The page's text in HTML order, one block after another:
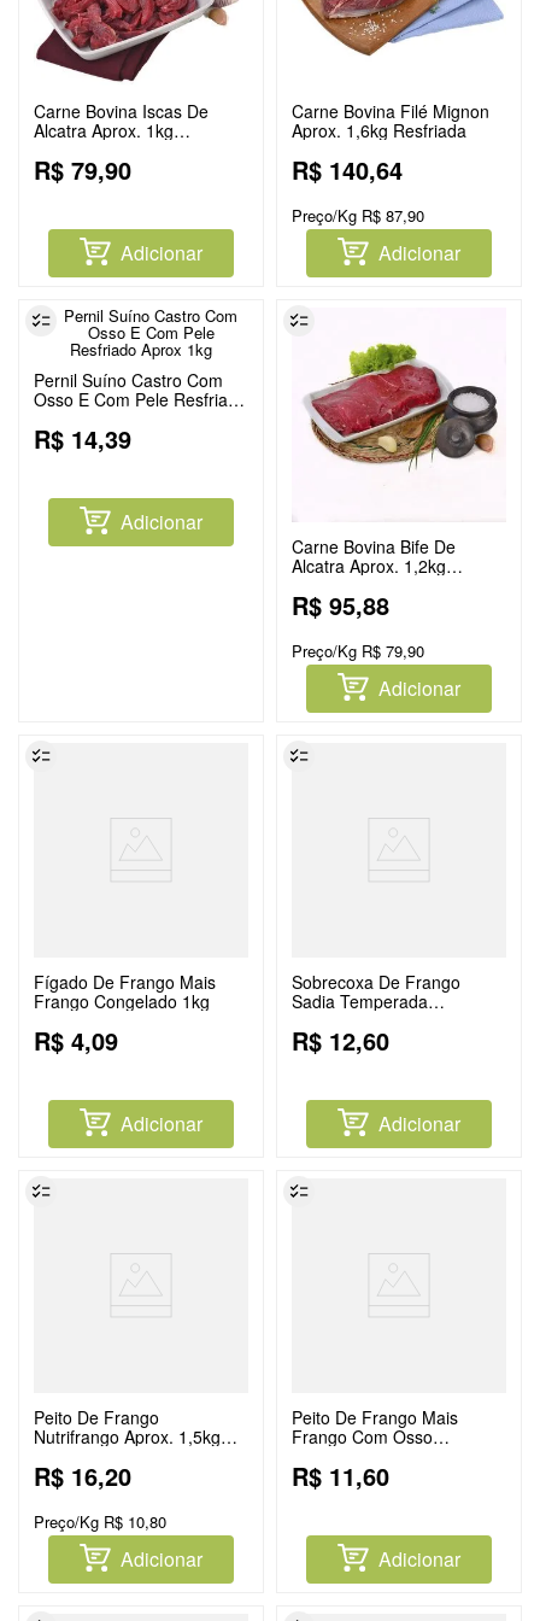
Carne Bovina Iscas De
Alcatra Aprox. 1kg
R$ 79,90
Adicionar
Carne Bovina Filé Mignon
Aprox. 1,6kg Resfriada
R$ 140,64
Preço/Kg R$ 87,90
Adicionar
Pernil Suíno Castro Com
Osso E Com Pele Resfriado
R$ 14,39
Adicionar
Carne Bovina Bife De
Alcatra Aprox. 1,2kg
R$ 95,88
Preço/Kg R$ 79,90
Adicionar
Fígado De Frango Mais
Frango Congelado 1kg
R$ 4,09
Adicionar
Sobrecoxa De Frango
Sadia Temperada
R$ 12,60
Adicionar
Peito De Frango
Nutrifrango Aprox. 1,5kg
R$ 16,20
Preço/Kg R$ 10,80
Adicionar
Peito De Frango Mais
Frango Com Osso
R$ 11,60
Adicionar